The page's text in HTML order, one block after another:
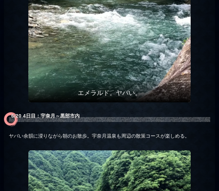
エメラルド。ヤバい。
6/20 4日目：宇奈月～黒部市内
ヤバい余韻に浸りながら朝のお散歩。宇奈月温泉も周辺の散策コースが楽しめる。